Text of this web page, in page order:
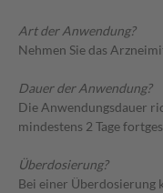
Art der Anwendung?
Nehmen Sie das
Dauer der Anwendung?
Die Anwendungsdauer
mindestens 2 Tage
Überdosierung?
Bei einer Überdosierung